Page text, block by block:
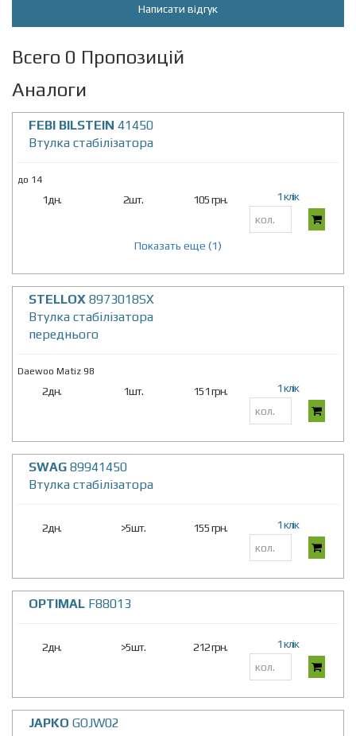
Написати відгук
Всего 0 Пропозицій
Аналоги
FEBI BILSTEIN 41450
Втулка стабiлiзатора
до 14
1дн. 2шт. 105 грн. 1 клік
Показать еще (1)
STELLOX 8973018SX
Втулка стабілізатора
переднього
Daewoo Matiz 98
2дн. 1шт. 151 грн. 1 клік
SWAG 89941450
Втулка стабілізатора
2дн. >5шт. 155 грн. 1 клік
OPTIMAL F88013
2дн. >5шт. 212 грн. 1 клік
JAPKO GOJW02